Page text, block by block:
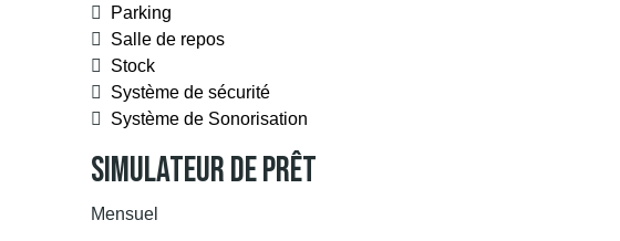
Parking
Salle de repos
Stock
Système de sécurité
Système de Sonorisation
Simulateur De Prêt
Mensuel